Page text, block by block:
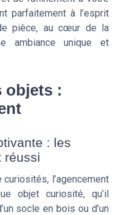
parfaitement à l’esprit
pièce, au cœur de la
ambiance unique et
objets :
: les
réussi
l’agencement
objet curiosité, qu’il
socle en bois ou d’un